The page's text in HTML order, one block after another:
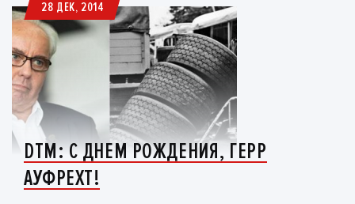
28 ДЕК, 2014
DTM: С ДНЕМ РОЖДЕНИЯ, ГЕРР
АУФРЕХТ!